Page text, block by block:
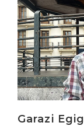
Garazi